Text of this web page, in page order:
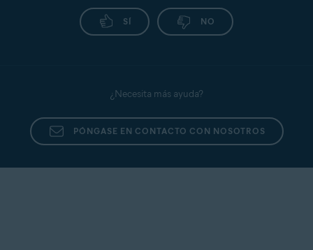
SÍ NO
¿Necesita más ayuda?
PÓNGASE EN CONTACTO CON NOSOTROS